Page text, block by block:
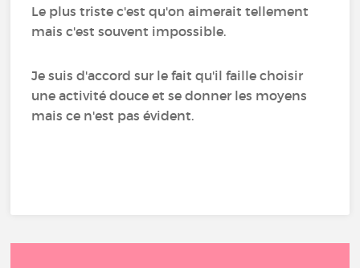
Le plus triste c'est qu'on aimerait tellement
mais c'est souvent impossible.
Je suis d'accord sur le fait qu'il faille choisir
une activité douce et se donner les moyens
mais ce n'est pas évident.